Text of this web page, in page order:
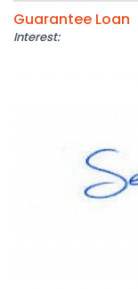
Guarantee Loan
Interest: